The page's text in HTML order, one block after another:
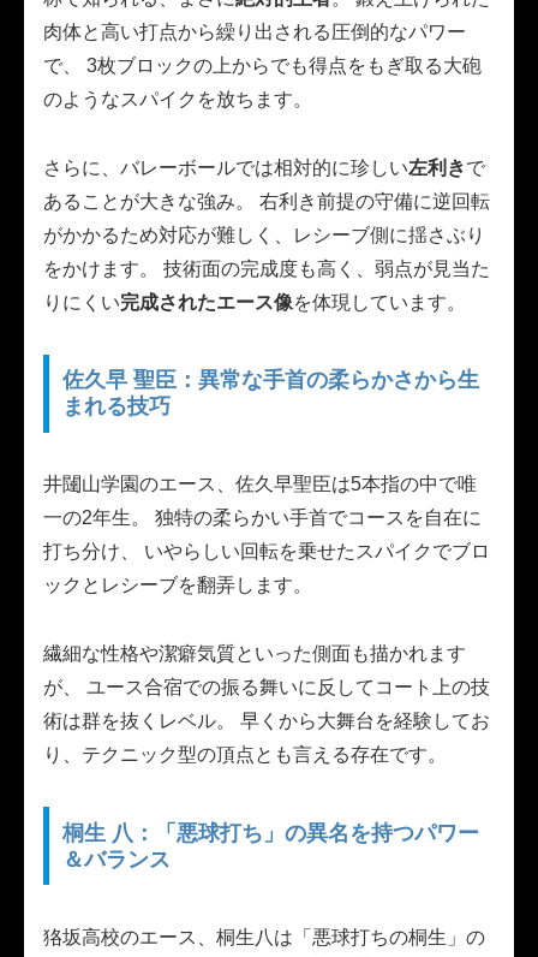
肉体と高い打点から繰り出される圧倒的なパワー
で、 3枚ブロックの上からでも得点をもぎ取る大砲
のようなスパイクを放ちます。
さらに、バレーボールでは相対的に珍しい左利きで
あることが大きな強み。 右利き前提の守備に逆回転
がかかるため対応が難しく、レシーブ側に揺さぶり
をかけます。 技術面の完成度も高く、弱点が見当た
りにくい完成されたエース像を体現しています。
佐久早 聖臣：異常な手首の柔らかさから生
まれる技巧
井闥山学園のエース、佐久早聖臣は5本指の中で唯
一の2年生。 独特の柔らかい手首でコースを自在に
打ち分け、 いやらしい回転を乗せたスパイクでブロ
ックとレシーブを翻弄します。
繊細な性格や潔癖気質といった側面も描かれます
が、 ユース合宿での振る舞いに反してコート上の技
術は群を抜くレベル。 早くから大舞台を経験してお
り、テクニック型の頂点とも言える存在です。
桐生 八：「悪球打ち」の異名を持つパワー
＆バランス
狢坂高校のエース、桐生八は「悪球打ちの桐生」の